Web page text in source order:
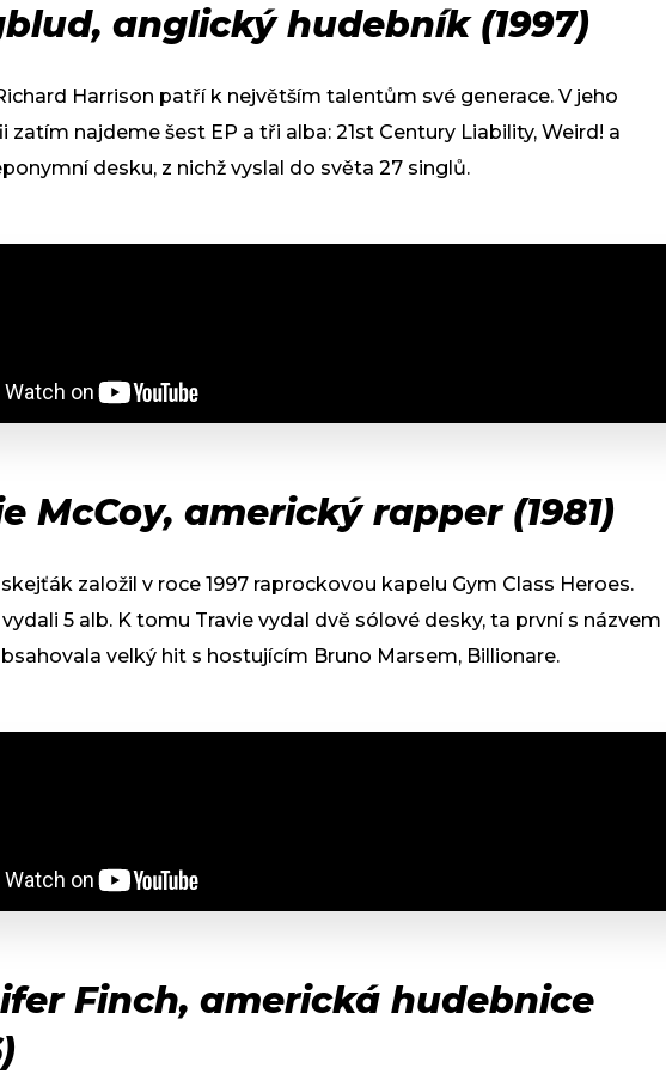
anglický hudebník (1997)
Harrison patří k největším talentům své generace. V jeho
zatím najdeme šest EP a tři alba: 21st Century Liability, Weird! a
desku, z nichž vyslal do světa 27 singlů.
McCoy, americký rapper (1981)
založil v roce 1997 raprockovou kapelu Gym Class Heroes.
5 alb. K tomu Travie vydal dvě sólové desky, ta první s názvem
velký hit s hostujícím Bruno Marsem, Billionare.
Finch, americká hudebnice